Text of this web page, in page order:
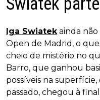
Iga Swiatekainda não
Open de Madrid, o
cheio de mistério no
Barro, que ganhou
possíveis na
passado, chegou à